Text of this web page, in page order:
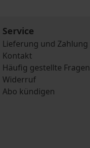
Service
Lieferung und Zahlung
Kontakt
Häufig gestellte Fragen
Widerruf
Abo kündigen